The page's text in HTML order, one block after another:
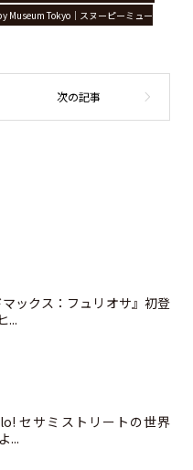
Museum Tokyo｜スヌーピーミュー
ックス：フュリオサ』初登
...
セサミストリートの世界
...